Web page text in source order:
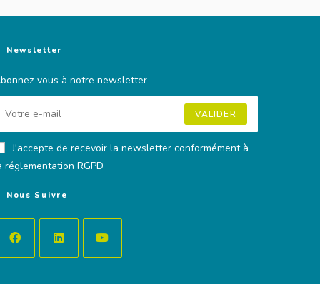
Newsletter
vous à notre newsletter
VALIDER
J'accepte de recevoir la newsletter conformément à
réglementation RGPD
Nous Suivre